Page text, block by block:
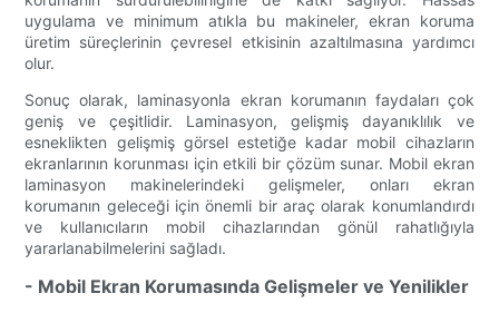
uygulama ve minimum atıkla bu makineler, ekran koruma
üretim süreçlerinin çevresel etkisinin azaltılmasına yardımcı
olur.
Sonuç olarak, laminasyonla ekran korumanın faydaları çok
geniş ve çeşitlidir. Laminasyon, gelişmiş dayanıklılık ve
esneklikten gelişmiş görsel estetiğe kadar mobil cihazların
ekranlarının korunması için etkili bir çözüm sunar. Mobil ekran
laminasyon makinelerindeki gelişmeler, onları ekran
korumanın geleceği için önemli bir araç olarak konumlandırdı
ve kullanıcıların mobil cihazlarından gönül rahatlığıyla
yararlanabilmelerini sağladı.
- Mobil Ekran Korumasında Gelişmeler ve Yenilikler